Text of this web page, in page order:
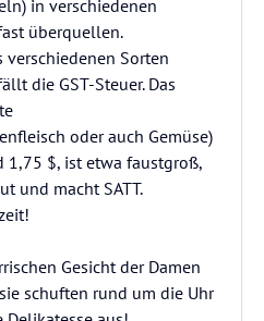
in verschiedenen
überquellen.
Sorten
die GST-Steuer. Das
oder auch Gemüse)
1,75 $, ist etwa faustgroß,
und macht SATT.
Gesicht der Damen
schuften rund um die Uhr